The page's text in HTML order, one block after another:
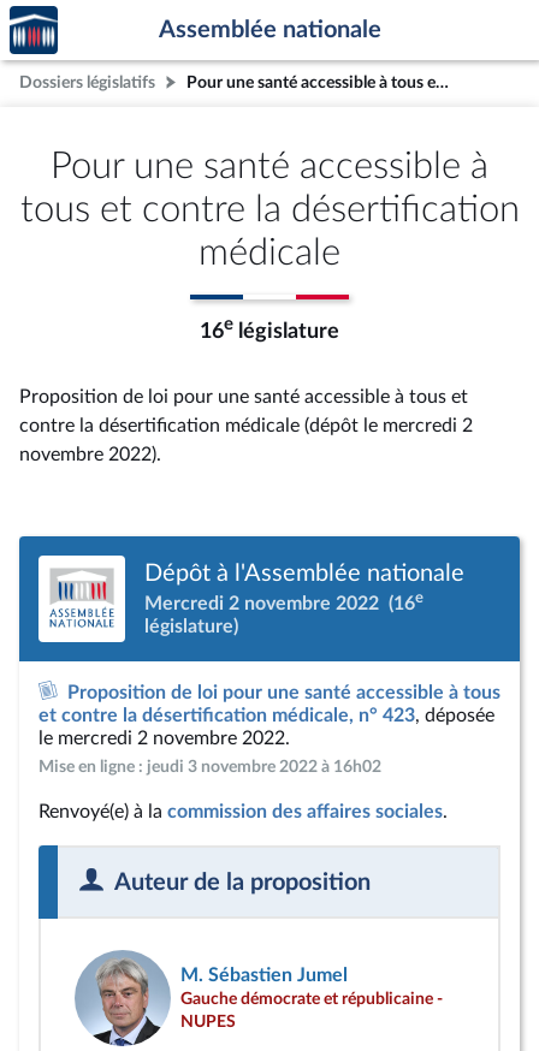
Aller au contenu
Aller en bas de la page
Accèder
à la
page
d'accueil
Assemblée nationale
Dossiers législatifs Pour une santé accessible à tous et contre la désertification médicale
Pour une santé accessible à
tous et contre la désertification
médicale
16e législature
Proposition de loi pour une santé accessible à tous et
contre la désertification médicale (dépôt le mercredi 2
novembre 2022).
Dépôt à l'Assemblée nationale
Mercredi 2 novembre 2022 (16e
législature)
Proposition de loi pour une santé accessible à tous
et contre la désertification médicale, n° 423, déposée
le mercredi 2 novembre 2022.
Mise en ligne : jeudi 3 novembre 2022 à 16h02
Renvoyé(e) à la commission des affaires sociales.
Auteur de la proposition
M. Sébastien Jumel
Gauche démocrate et républicaine -
NUPES